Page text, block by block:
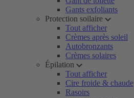
Gants exfoliants
Protection soilaire
Tout afficher
Crèmes après soleil
Autobronzants
Crèmes solaires
Épilation
Tout afficher
Cire froide & chaude
Rasoirs